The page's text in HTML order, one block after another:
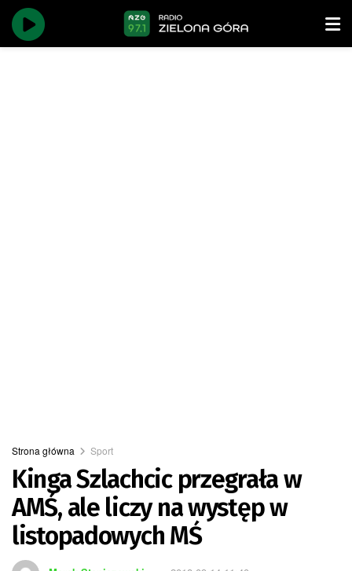
Strona główna Sport
Kinga Szlachcic przegrała w
AMŚ, ale liczy na występ w
listopadowych MŚ